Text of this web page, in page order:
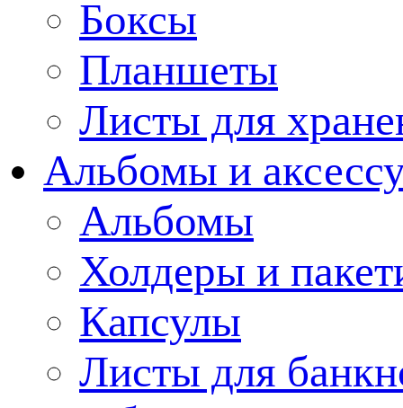
Боксы
Планшеты
Листы для
Альбомы и
Альбомы
Холдеры и
Капсулы
Листы для